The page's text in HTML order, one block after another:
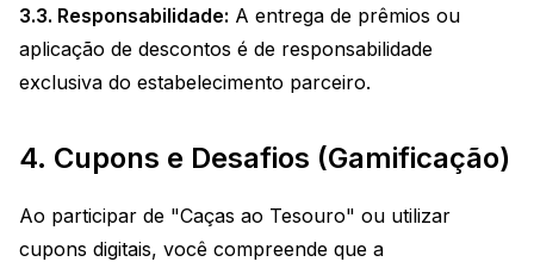
3.3. Responsabilidade: A entrega de prêmios ou
aplicação de descontos é de responsabilidade
exclusiva do estabelecimento parceiro.
4. Cupons e Desafios (Gamificação)
Ao participar de "Caças ao Tesouro" ou utilizar
cupons digitais, você compreende que a